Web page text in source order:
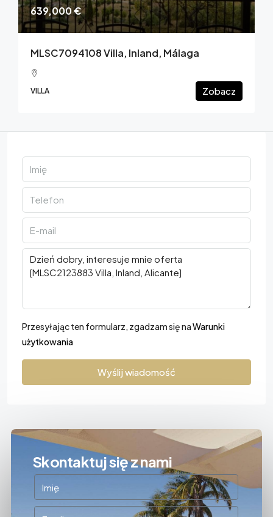
639,000 €
MLSC7094108 Villa, Inland, Málaga
VILLA Zobacz
Przesyłając ten formularz, zgadzam się naWarunki
użytkowania
Wyślij wiadomość
Skontaktuj się z nami